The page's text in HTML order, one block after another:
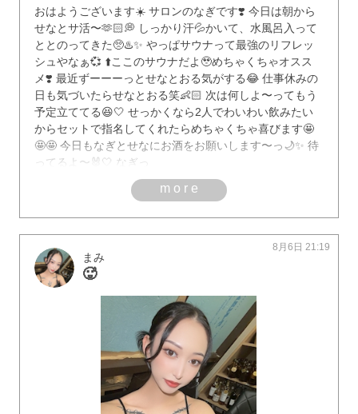
おはようございます☀️ サロンのなぎです❣️ 今日は朝から
せなとサ活〜🫶🏻💭 しっかり汗💦かいて、水風呂入って
ととのってきた🥺♨️✨ やっぱサウナって最強のリフレッ
シュやなぁ💞 ⬆️ここのサウナだよ🥹めちゃくちゃオスス
メ❣️ 最近ずーーーっとせなとおる気がする😂 仕事休みの
日も気づいたらせなとおる笑👶🏻 次は何しよ〜ってもう
予定立ててる😆🤍 せっかくなら2人でわいわい飲みたい
からセットで指名してくれたらめちゃくちゃ喜びます🤩
🤩🤩 今日もなぎとせなにお酒をお願いします〜っ🌙✨ 待
ってるよ〜🐰🤍 なぎっ
more
まみ
🥵
8月6日 21:19